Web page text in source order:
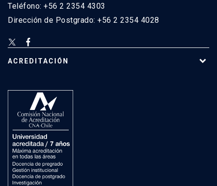
Teléfono: +56 2 2354 4303
Dirección de Postgrado: +56 2 2354 4028
ACREDITACIÓN